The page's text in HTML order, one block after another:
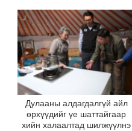
Дулааны алдагдалгүй айл
өрхүүдийг үе шаттайгаар
хийн халаалтад шилжүүлнэ